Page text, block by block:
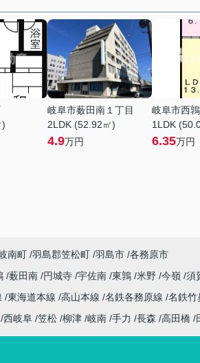
岐阜市薮田南１丁目
2LDK (52.92㎡)
4.9万円
岐阜市西
1LDK
6.35万円
南町 羽島郡笠松町 羽島市 各務原市
薮田南 円城寺 宇佐南 東鶉 米野 今嶺 須
東海道本線 高山本線 名鉄各務原線 名鉄竹
西岐阜 笠松 柳津 岐南 手力 長森 高田橋